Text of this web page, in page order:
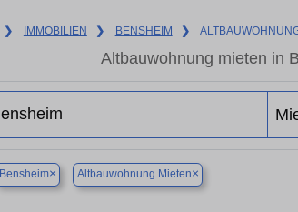
❯ IMMOBILIEN ❯ BENSHEIM ❯
Altbauwohnung mieten in
Bensheim× Altbauwohnung Mieten×